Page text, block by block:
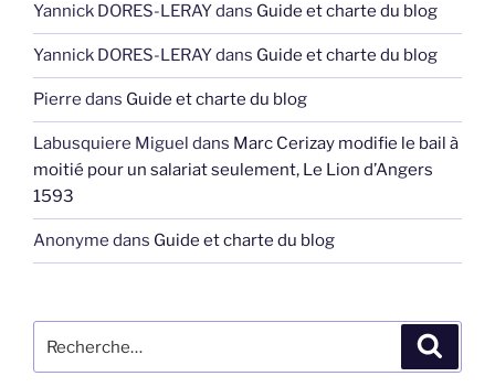
Yannick DORES-LERAYdans Guide et charte du blog
Yannick DORES-LERAYdans Guide et charte du blog
Pierre dans Guide et charte du blog
Labusquiere Miguel dans Marc Cerizay modifie le bail à
moitié pour un salariat seulement, Le Lion d’Angers
1593
Anonyme dans Guide et charte du blog
pour